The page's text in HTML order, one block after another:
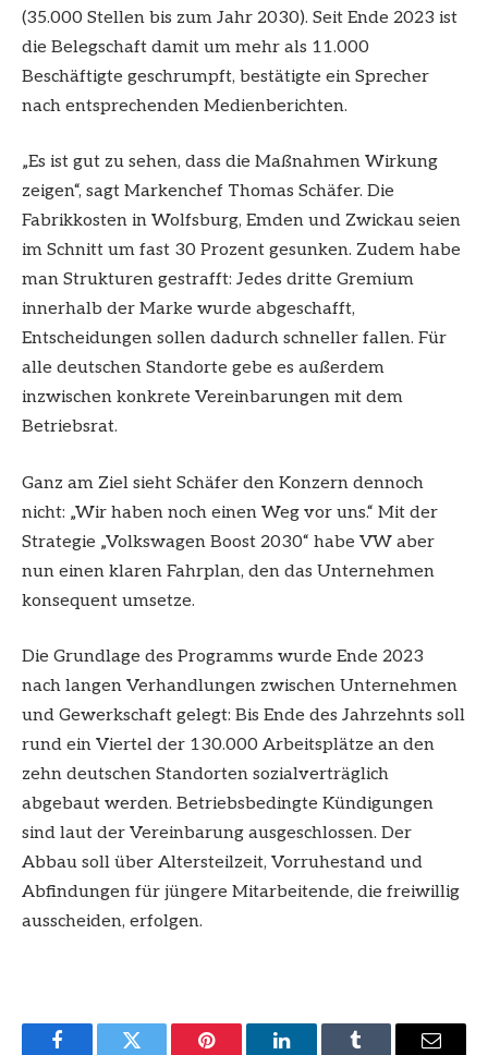
(35.000 Stellen bis zum Jahr 2030). Seit Ende 2023 ist
die Belegschaft damit um mehr als 11.000
Beschäftigte geschrumpft, bestätigte ein Sprecher
nach entsprechenden Medienberichten.
„Es ist gut zu sehen, dass die Maßnahmen Wirkung
zeigen“, sagt Markenchef Thomas Schäfer. Die
Fabrikkosten in Wolfsburg, Emden und Zwickau seien
im Schnitt um fast 30 Prozent gesunken. Zudem habe
man Strukturen gestrafft: Jedes dritte Gremium
innerhalb der Marke wurde abgeschafft,
Entscheidungen sollen dadurch schneller fallen. Für
alle deutschen Standorte gebe es außerdem
inzwischen konkrete Vereinbarungen mit dem
Betriebsrat.
Ganz am Ziel sieht Schäfer den Konzern dennoch
nicht: „Wir haben noch einen Weg vor uns.“ Mit der
Strategie „Volkswagen Boost 2030“ habe VW aber
nun einen klaren Fahrplan, den das Unternehmen
konsequent umsetze.
Die Grundlage des Programms wurde Ende 2023
nach langen Verhandlungen zwischen Unternehmen
und Gewerkschaft gelegt: Bis Ende des Jahrzehnts soll
rund ein Viertel der 130.000 Arbeitsplätze an den
zehn deutschen Standorten sozialverträglich
abgebaut werden. Betriebsbedingte Kündigungen
sind laut der Vereinbarung ausgeschlossen. Der
Abbau soll über Altersteilzeit, Vorruhestand und
Abfindungen für jüngere Mitarbeitende, die freiwillig
ausscheiden, erfolgen.